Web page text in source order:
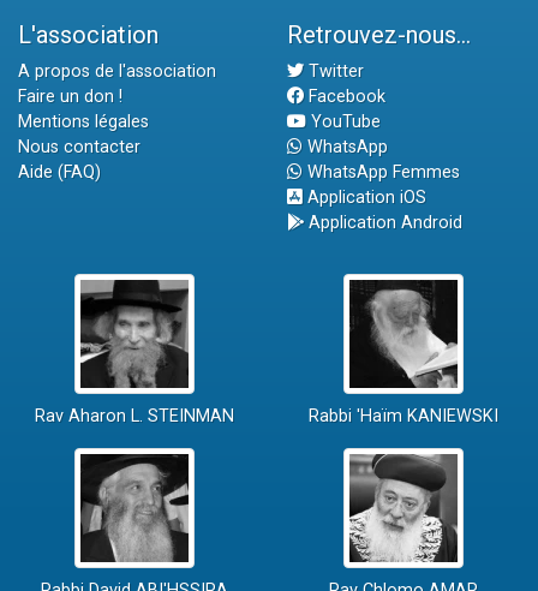
L'association
A propos de l'association
Faire un don !
Mentions légales
Nous contacter
Aide (FAQ)
Retrouvez-nous...
Twitter
Facebook
YouTube
WhatsApp
WhatsApp Femmes
Application iOS
Application Android
Rav Aharon L. STEINMAN Rabbi 'Haïm KANIEWSKI